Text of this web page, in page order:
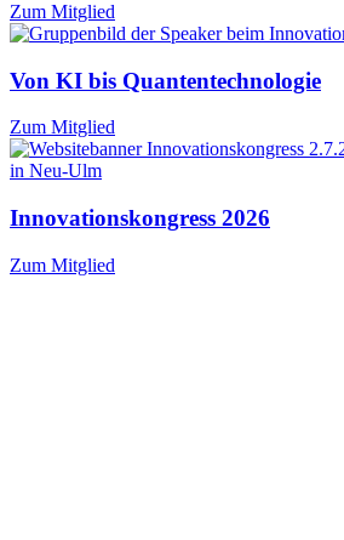
Zum Mitglied
Von KI bis Quantentechnologie
Zum Mitglied
Innovationskongress 2026
Zum Mitglied